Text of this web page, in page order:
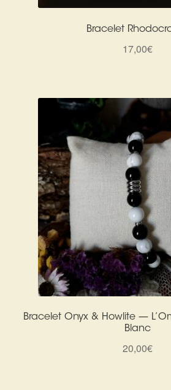
Bracelet
17,00€
Bracelet Onyx & Howlite —
Blanc
20,00€